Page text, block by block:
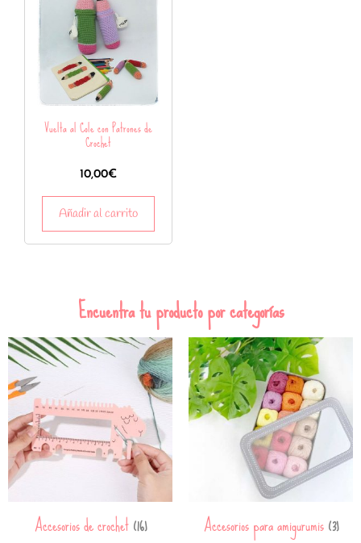
Vuelta al Cole con Patrones de
Crochet
10,00€
Añadir al carrito
Encuentra tu producto por categorías
Accesorios de crochet(16) Accesorios para amigurumis(3)